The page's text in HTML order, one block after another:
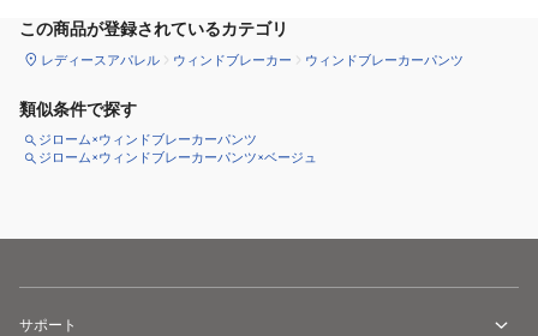
この商品が登録されているカテゴリ
レディースアパレル ウィンドブレーカー ウィンドブレーカーパンツ
類似条件で探す
ジローム×ウィンドブレーカーパンツ
ジローム×ウィンドブレーカーパンツ×ベージュ
サポート